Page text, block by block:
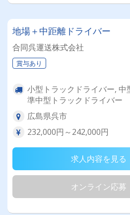
地場＋中距離ドライバー
合同呉運送株式会社
賞与あり
小型トラックドライバー,
準中型トラックドライバー
広島県呉市
232,000円～242,000円
求人内容を見る
オンライン応募